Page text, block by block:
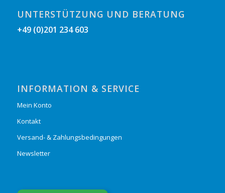
UNTERSTÜTZUNG UND BERATUNG
+49 (0)201 234 603
INFORMATION & SERVICE
Mein Konto
Kontakt
Versand- & Zahlungsbedingungen
Newsletter